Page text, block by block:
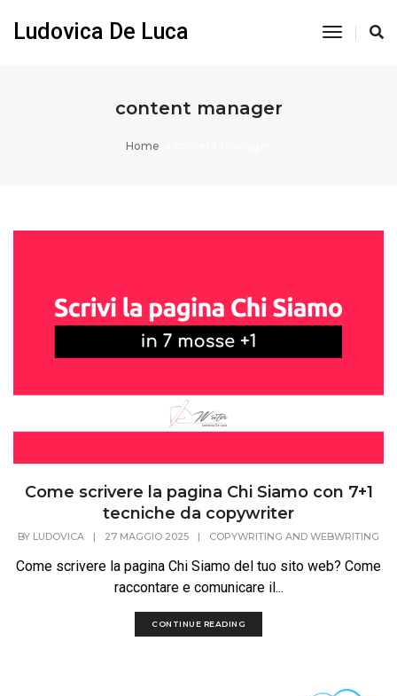
Ludovica De Luca
Toggle
content manager
Home
Come scrivere la pagina Chi Siamo con 7+1
tecniche da copywriter
BY LUDOVICA | 27 MAGGIO 2025 | COPYWRITING AND WEBWRITING
Come scrivere la pagina Chi Siamo del tuo sito web? Come
raccontare e comunicare il...
CONTINUE READING